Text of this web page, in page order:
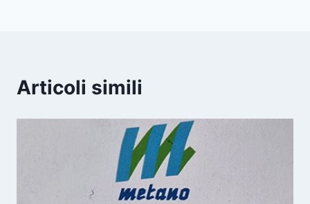
Articoli simili